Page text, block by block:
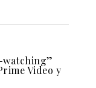
watching”
Video y